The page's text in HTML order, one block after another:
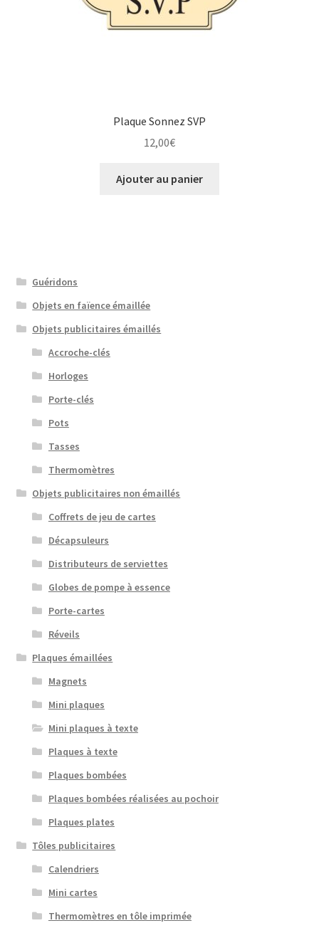
Plaque Sonnez SVP
12,00€
Ajouter au panier
Guéridons
Objets en faïence émaillée
Objets publicitaires émaillés
Accroche-clés
Horloges
Porte-clés
Pots
Tasses
Thermomètres
Objets publicitaires non émaillés
Coffrets de jeu de cartes
Décapsuleurs
Distributeurs de serviettes
Globes de pompe à essence
Porte-cartes
Réveils
Plaques émaillées
Magnets
Mini plaques
Mini plaques à texte
Plaques à texte
Plaques bombées
Plaques bombées réalisées au pochoir
Plaques plates
Tôles publicitaires
Calendriers
Mini cartes
Thermomètres en tôle imprimée